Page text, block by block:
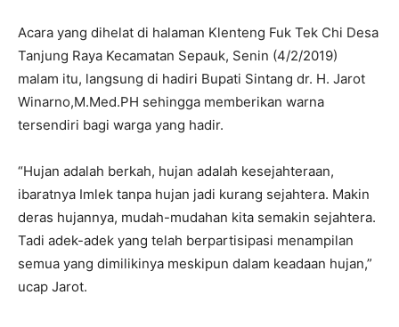
Acara yang dihelat di halaman Klenteng Fuk Tek Chi Desa
Tanjung Raya Kecamatan Sepauk, Senin (4/2/2019)
malam itu, langsung di hadiri Bupati Sintang dr. H. Jarot
Winarno,M.Med.PH sehingga memberikan warna
tersendiri bagi warga yang hadir.
“Hujan adalah berkah, hujan adalah kesejahteraan,
ibaratnya Imlek tanpa hujan jadi kurang sejahtera. Makin
deras hujannya, mudah-mudahan kita semakin sejahtera.
Tadi adek-adek yang telah berpartisipasi menampilan
semua yang dimilikinya meskipun dalam keadaan hujan,”
ucap Jarot.